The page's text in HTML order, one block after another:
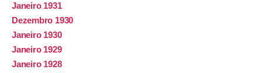
Janeiro 1931
Dezembro 1930
Janeiro 1930
Janeiro 1929
Janeiro 1928